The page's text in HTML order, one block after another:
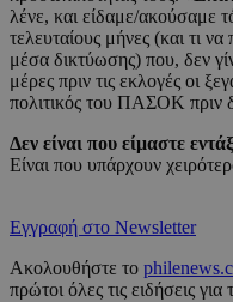
λένε, και είδαμε/ακούσαμε
τελευταίους μήνες (και τι
μέσα δικτύωσης) που, δεν
μέρες πριν τις εκλογές οι
πολιτικός του ΠΑΣΟΚ πριν
Δεν είναι που είμαστε
Είναι που υπάρχουν
Εγγραφή στο Newsletter
Ακολουθήστε το
πρώτοι όλες τις ειδήσεις